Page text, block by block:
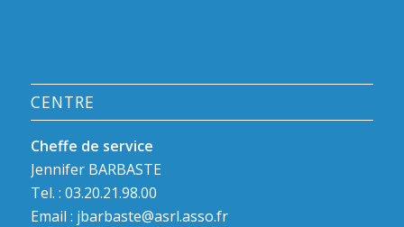
CENTRE
Cheffe de service
Jennifer BARBASTE
Tel. : 03.20.21.98.00
Email : jbarbaste@asrl.asso.fr